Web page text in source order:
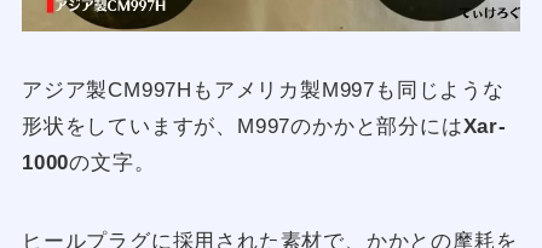
アジア製CM997Hもアメリカ製M997も同じような
形状をしていますが、M997のかかと部分にはXar-
1000の文字。
ヒールプラグに採用された素材で、かかとの摩耗を